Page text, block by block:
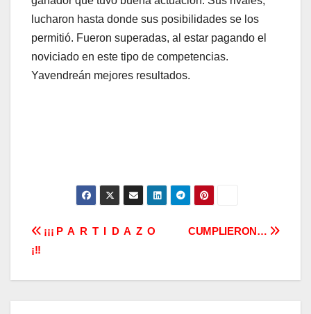
lucharon hasta donde sus posibilidades se los
permitió. Fueron superadas, al estar pagando el
noviciado en este tipo de competencias.
Yavendreán mejores resultados.
Navegación
de
CUMPLIERON…
¡¡¡ P A R T I D A Z O
¡!!